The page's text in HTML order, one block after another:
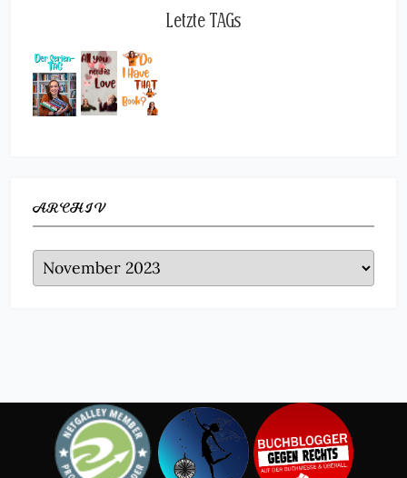
Letzte TAGs
ARCHIV
Archiv